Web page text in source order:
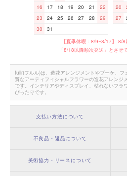
16
17 18 19 20 21
22
23
24 25 26 27 28
29
30
31
20
27
【夏季休暇：8/9~8/17】 8/
「8/18以降順次発送」とさせ
fullr(フルル)は、造花アレンジメントやブーケ、
質なアーティフィシャルフラワーの造花アレンジ
です。インテリアやディスプレイ、枯れないフラ
ぴったりです。
支払い方法について
不良品・返品について
美術協力・リースについて